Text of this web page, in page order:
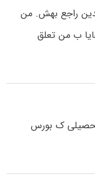
راجع بهش. من
معدلر۱۹.۱۶ هستم. عایا ب من تعلق
ک بورس